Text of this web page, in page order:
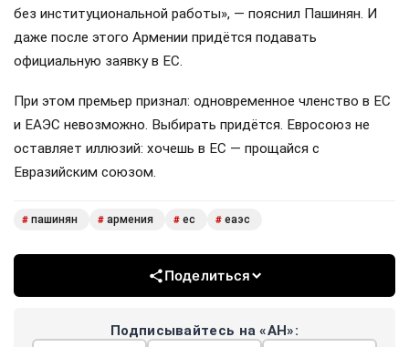
без институциональной работы», — пояснил Пашинян. И
даже после этого Армении придётся подавать
официальную заявку в ЕС.
При этом премьер признал: одновременное членство в ЕС
и ЕАЭС невозможно. Выбирать придётся. Евросоюз не
оставляет иллюзий: хочешь в ЕС — прощайся с
Евразийским союзом.
# пашинян # армения # ес # еаэс
Поделиться
Подписывайтесь на «АН»: